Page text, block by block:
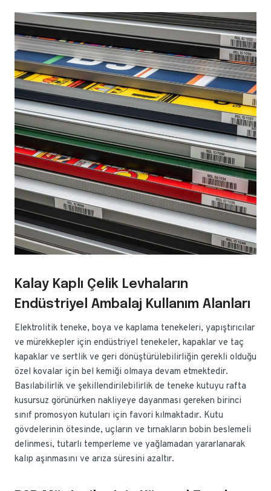
Kalay Kaplı Çelik Levhaların
Endüstriyel Ambalaj Kullanım Alanları
Elektrolitik teneke, boya ve kaplama tenekeleri, yapıştırıcılar
ve mürekkepler için endüstriyel tenekeler, kapaklar ve taç
kapaklar ve sertlik ve geri dönüştürülebilirliğin gerekli olduğu
özel kovalar için bel kemiği olmaya devam etmektedir.
Basılabilirlik ve şekillendirilebilirlik de teneke kutuyu rafta
kusursuz görünürken nakliyeye dayanması gereken birinci
sınıf promosyon kutuları için favori kılmaktadır. Kutu
gövdelerinin ötesinde, uçların ve tırnakların bobin beslemeli
delinmesi, tutarlı temperleme ve yağlamadan yararlanarak
kalıp aşınmasını ve arıza süresini azaltır.